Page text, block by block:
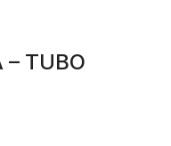
– TUBO